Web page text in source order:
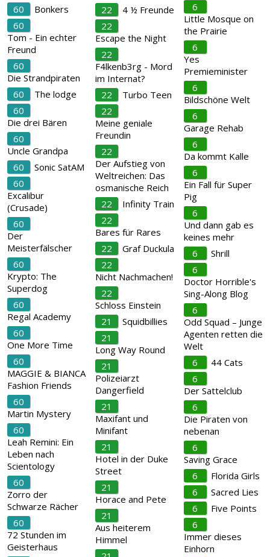
60
Bonkers
60
Tom - Ein echter
Freund
60
Die Strandpiraten
60
The lodge
60
Die drei Bären
60
Uncle Grandpa
60
Sonic SatAM
60
Excalibur
(Crusade)
60
Der
Meisterfälscher
60
Krypto: The
Superdog
60
Regal Academy
60
One More Time
60
MAGGIE & BIANCA
Fashion Friends
60
Martin Mystery
60
Leah Remini: Ein
Leben nach
Scientology
60
Zorro der
Schwarze Rächer
60
72 Stunden im
Geisterhaus
22
4 ½ Freunde
22
Escape the Night
22
F4lkenb3rg - Mord
im Internat?
22
Turbo Teen
22
Meine geniale
Freundin
22
Der Aufstieg von
Weltreichen: Das
osmanische Reich
22
Infinity Train
22
Bares für Rares
22
Graf Duckula
22
Nicht Nachmachen!
22
Schloss Einstein
21
Squidbillies
21
Long Way Round
21
Polizeiarzt
Dangerfield
21
Maxifant und
Minifant
21
Hotel in der Duke
Street
21
Horace and Pete
21
Aus heiterem
Himmel
6
Little Mosque on
the Prairie
6
Yes
Premieminister
6
Bildschöne Welt
6
Garage Rehab
6
Da kommt Kalle
6
Ein Fall für Super
Pig
6
Und dann gab es
keines mehr
6
Shrill
6
Doctor Horrible's
Sing-Along Blog
6
Odd Squad – Junge
Agenten retten die
Welt
6
44 Cats
6
Der Sattelclub
6
Die Piraten von
nebenan
6
Saving Grace
6
Florida Girls
6
Sacred Lies
6
Five Points
6
Immer dieses
Einhorn